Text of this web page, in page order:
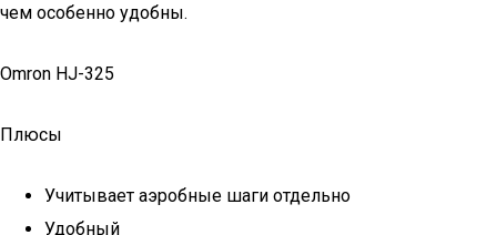
чем особенно удобны.
Omron HJ-325
Плюсы
Учитывает аэробные шаги отдельно
Удобный